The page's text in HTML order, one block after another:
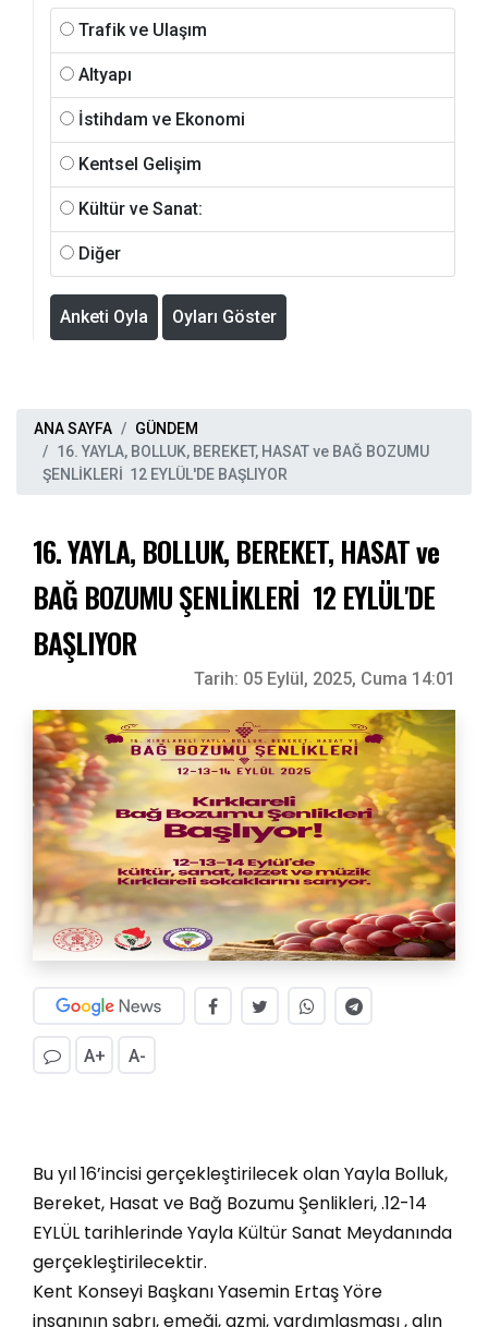
Trafik ve Ulaşım
Altyapı
İstihdam ve Ekonomi
Kentsel Gelişim
Kültür ve Sanat:
Diğer
Anketi Oyla Oyları Göster
ANA SAYFA
GÜNDEM
16. YAYLA, BOLLUK, BEREKET, HASAT ve BAĞ BOZUMU
ŞENLİKLERİ 12 EYLÜL'DE BAŞLIYOR
16. YAYLA, BOLLUK, BEREKET, HASAT ve
BAĞ BOZUMU ŞENLİKLERİ 12 EYLÜL'DE
BAŞLIYOR
Tarih: 05 Eylül, 2025, Cuma 14:01
A+ A-
Bu yıl 16’incisi gerçekleştirilecek olan Yayla Bolluk,
Bereket, Hasat ve Bağ Bozumu Şenlikleri, .12-14
EYLÜL tarihlerinde Yayla Kültür Sanat Meydanında
gerçekleştirilecektir.
Kent Konseyi Başkanı Yasemin Ertaş Yöre
insanının sabrı, emeği, azmi, yardımlaşması , alın